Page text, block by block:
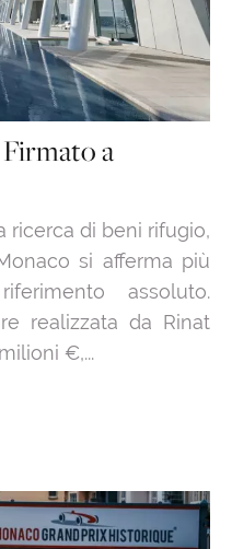
a
ricerca di beni rifugio,
si afferma più
assoluto.
realizzata da Rinat
€,...